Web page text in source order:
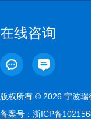
在线咨询
版权所有 © 2026 宁波
备案号： 浙ICP备